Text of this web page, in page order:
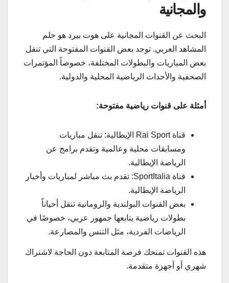
والمجانية
البحث عن القنوات المجانية على هوت بيرد هو حلم
المشاهد العربي. توجد بعض القنوات المفتوحة التي تنقل
بعض المباريات والبطولات المختلفة، خصوصاً المؤتمرات
الصحفية والأحداث الرياضية المحلية والدولية.
أمثلة على قنوات رياضية مفتوحة:
قناة Rai Sport الإيطالية: تنقل مباريات
ومسابقات محلية وعالمية وتقدم برامج عن
الرياضة الإيطالية.
قناة SportItalia: تقدم بث مباشر لمباريات وأخبار
الرياضة الإيطالية.
بعض القنوات البولندية والرومانية تنقل أحياناً
بطولات رياضية يتابعها جمهور عربي، خصوصًا في
الرياضات الفردية، مثل التنس والمصارعة.
هذه القنوات تمنحك فرصة المتابعة دون الحاجة لاشتراك
شهري أو أجهزة متقدمة.